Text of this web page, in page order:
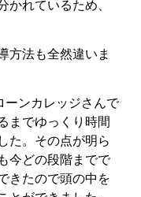
かれているため、
方法も全然違いま
ーンカレッジさんで
までゆっくり時間
た。その点が明ら
今どの段階までで
きたので頭の中を